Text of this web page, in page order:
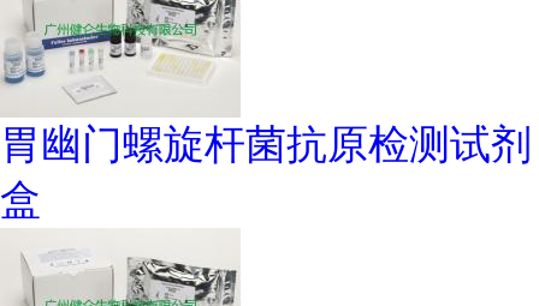
胃幽门螺旋杆菌抗原检测试剂
盒